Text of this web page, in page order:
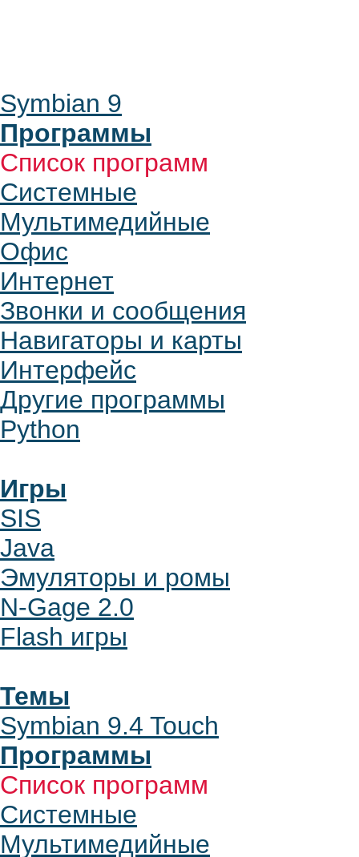
Symbian 9
Программы
Список программ
Системные
Мультимедийные
Офис
Интернет
Звонки и сообщения
Навигаторы и карты
Интерфейс
Другие программы
Python
Игры
SIS
Java
Эмуляторы и ромы
N-Gage 2.0
Flash игры
Темы
Symbian 9.4 Touch
Программы
Список программ
Системные
Мультимедийные